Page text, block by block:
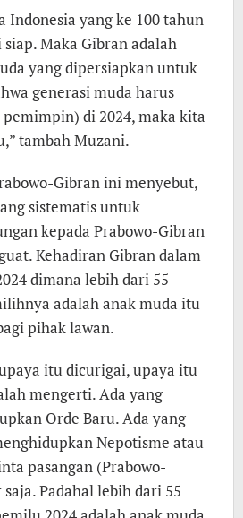
Indonesia yang ke 100 tahun
Maka Gibran adalah
yang dipersiapkan untuk
generasi muda harus
di 2024, maka kita
tambah Muzani.
Gibran ini menyebut,
sistematis untuk
kepada Prabowo-Gibran
Kehadiran Gibran dalam
dimana lebih dari 55
adalah anak muda itu
pihak lawan.
itu dicurigai, upaya itu
mengerti. Ada yang
Orde Baru. Ada yang
Nepotisme atau
pasangan (Prabowo-
Padahal lebih dari 55